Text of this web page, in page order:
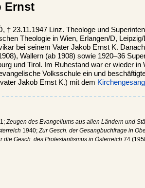
Ernst
† 23.11.1947 Linz. Theologe und
Theologie in Wien, Erlangen/D,
bei seinem Vater Jakob Ernst K.
Wallern (ab 1908) sowie 1920–36
und Tirol. Im Ruhestand war er wieder in
Volksschule ein und
Jakob Ernst K.) mit dem
Zeugen des Evangeliums aus allen Ländern und
1940;Zur Gesch. der Gesangbuchfrage in
die Gesch. des Protestantismus in Österreich 74